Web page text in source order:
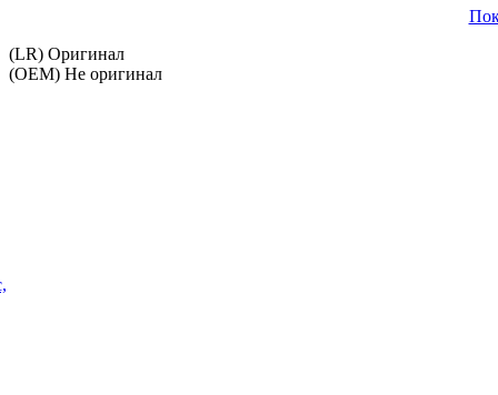
(LR) Оригинал
(OEM) Не оригинал